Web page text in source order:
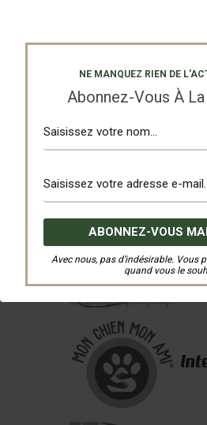
NE MANQUEZ RIEN DE
Abonnez-Vous À
Avec nous, pas d’indésirable. Vous
quand vous le